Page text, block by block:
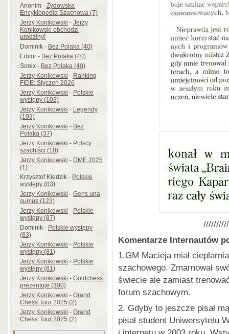
Anonim-Żydowska
Encyklopedia Szachowa (7)
Jerzy Konikowski-Jerzy
Konikowski obchodzi
urodziny!
Dominik-Bez Polaka (40)
Editor-Bez Polaka (40)
Sonix-Bez Polaka (40)
Jerzy Konikowski-Ranking
FIDE: Styczeń 2026
Jerzy Konikowski-Polskie
występy (103)
Jerzy Konikowski-Legendy
(193)
Jerzy Konikowski-Bez
Polaka (37)
Jerzy Konikowski-Polscy
szachiści (10)
Jerzy Konikowski-DME 2025
(1)
Krzysztof Kledzik-Polskie
występy (83)
Jerzy Konikowski-Gens una
sumus (123)
Jerzy Konikowski-Polskie
występy (87)
Dominik-Polskie występy
(83)
Jerzy Konikowski-Polskie
występy (81)
Jerzy Konikowski-Polskie
występy (81)
Jerzy Konikowski-Goldchess
prezentuje (300)
Jerzy Konikowski-Grand
Chess Tour 2025 (2)
Jerzy Konikowski-Grand
Chess Tour 2025 (2)
Komentarze Internautów
1.GM Macieja miał
szachowego. Zmarnował
świecie ale zamiast
forum szachowym.
2. Gdyby to jeszcze pisał
pisał student Uniwersytetu